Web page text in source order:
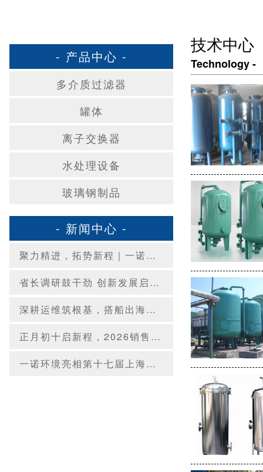
- 产品中心 -
多介质过滤器
罐体
离子交换器
水处理设备
玻璃钢制品
- 新闻中心 -
聚力精进，拓势新程｜一诺环境 2026 年 Q3 销售集中营圆满收官
省长调研鼓干劲 创新发展启新程——辽宁省委副书记、省长王新伟莅临一诺环境调研指导
深耕运维筑根基，搭船出海向未来｜一诺环境 2026 年度盛典圆满举行
正月初十启新程，2026销售集中营燃情开营，聚力攻坚创佳绩！
一诺环境亮相第十七届上海国际水展，创新水科技引领绿色未来
技术中心
Technology -